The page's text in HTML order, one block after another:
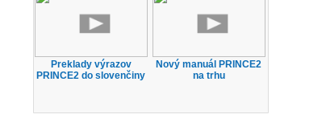
Preklady výrazov
PRINCE2 do slovenčiny
Nový manuál PRINCE2
na trhu